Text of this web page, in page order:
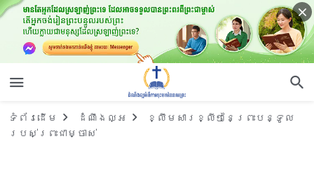
ទំព័រ​ដើម ដំណឹងល្អ
ខ្លឹមសារខ្លីៗនៃព្រះបន្ទូល
របស់ព្រះជាម្ចាស់